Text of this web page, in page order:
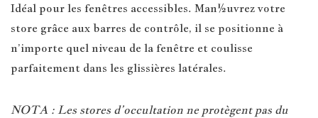
Idéal pour les fenêtres accessibles. Man½uvrez votre
store grâce aux barres de contrôle, il se positionne à
n’importe quel niveau de la fenêtre et coulisse
parfaitement dans les glissières latérales.
NOTA : Les stores d’occultation ne protègent pas du